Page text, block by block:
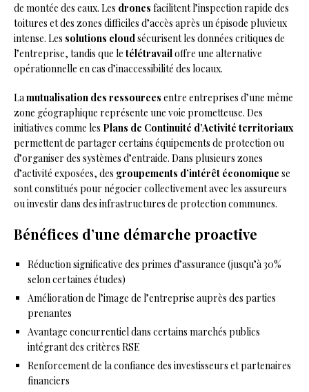
de montée des eaux. Les drones facilitent l’inspection rapide des
toitures et des zones difficiles d’accès après un épisode pluvieux
intense. Les solutions cloud sécurisent les données critiques de
l’entreprise, tandis que le télétravailoffre une alternative
opérationnelle en cas d’inaccessibilité des locaux.
La mutualisation des ressources entre entreprises d’une même
zone géographique représente une voie prometteuse. Des
initiatives comme les Plans de Continuité d’Activité territoriaux
permettent de partager certains équipements de protection ou
d’organiser des systèmes d’entraide. Dans plusieurs zones
d’activité exposées, des groupements d’intérêt économique se
sont constitués pour négocier collectivement avec les assureurs
ou investir dans des infrastructures de protection communes.
Bénéfices d’une démarche proactive
Réduction significative des primes d’assurance (jusqu’à 30%
selon certaines études)
Amélioration de l’image de l’entreprise auprès des parties
prenantes
Avantage concurrentiel dans certains marchés publics
intégrant des critères RSE
Renforcement de la confiance des investisseurs et partenaires
financiers